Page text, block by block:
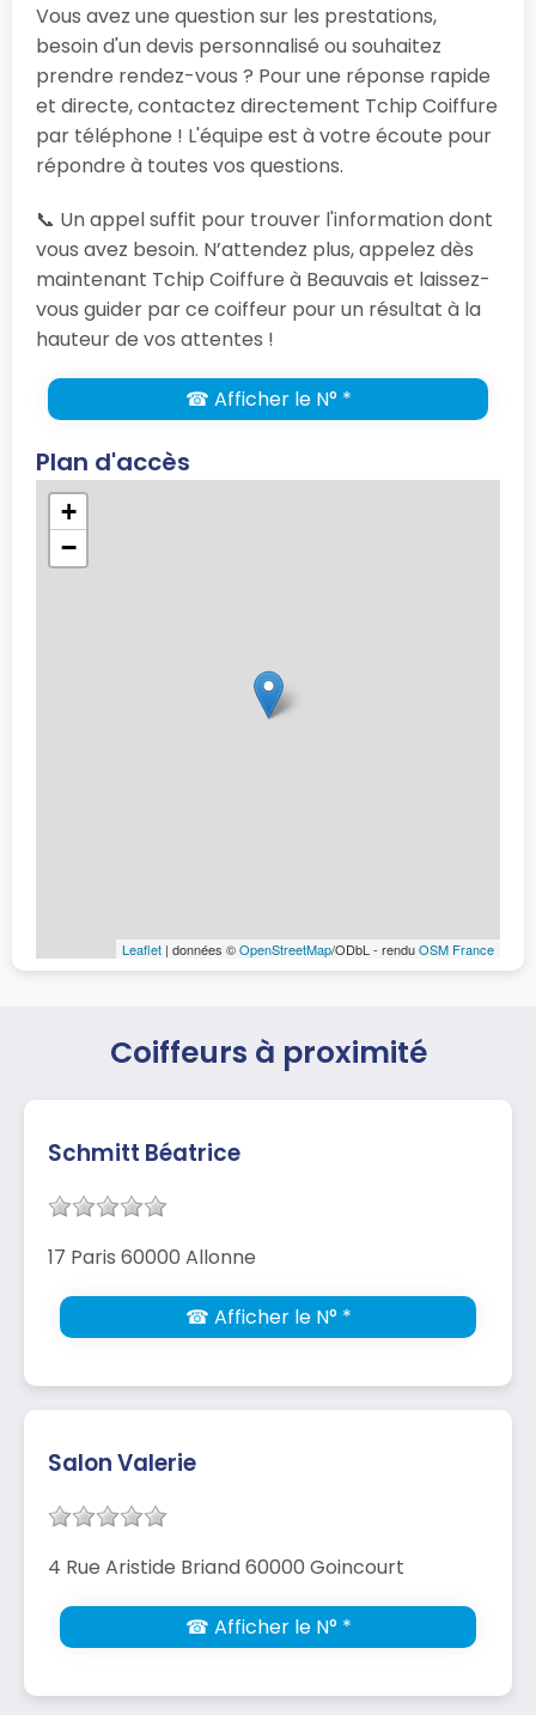
Vous avez une question sur les prestations,
besoin d'un devis personnalisé ou souhaitez
prendre rendez-vous ? Pour une réponse rapide
et directe, contactez directement Tchip Coiffure
par téléphone ! L'équipe est à votre écoute pour
répondre à toutes vos questions.
📞 Un appel suffit pour trouver l'information dont
vous avez besoin. N’attendez plus, appelez dès
maintenant Tchip Coiffure à Beauvais et laissez-
vous guider par ce coiffeur pour un résultat à la
hauteur de vos attentes !
☎ Afficher le N° *
Plan d'accès
+
−
Leaflet | données ©OpenStreetMap/ODbL - renduOSM France
Coiffeurs à proximité
Schmitt Béatrice
17 Paris 60000 Allonne
☎ Afficher le N° *
Salon Valerie
4 Rue Aristide Briand 60000 Goincourt
☎ Afficher le N° *